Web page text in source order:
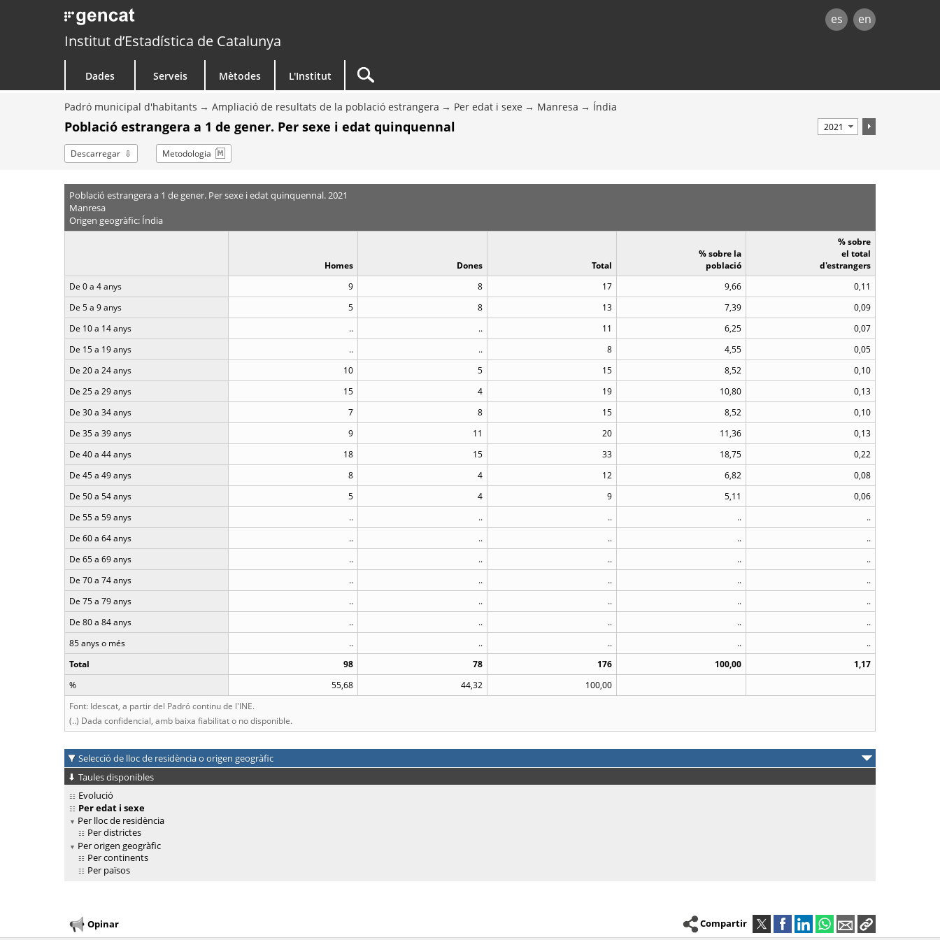
es en
Institut d’Estadística de Catalunya
Dades Serveis Mètodes L'Institut
Padró municipal d'habitants Ampliació de resultats de la població estrangera Per edat i sexe Manresa Índia
Població estrangera a 1 de gener. Per sexe i edat quinquennal
Descarregar Metodologia
Població estrangera a 1 de gener. Per sexe i edat quinquennal. 2021
Manresa
Origen geogràfic: Índia
Homes Dones Total
% sobre la
població
% sobre
el total
d'estrangers
De 0 a 4 anys
9 8 17 9,66
0,11
De 5 a 9 anys
5 8 13 7,39
0,09
De 10 a 14 anys
.. .. 11 6,25
0,07
De 15 a 19 anys
.. .. 8 4,55
0,05
De 20 a 24 anys
10 5 15 8,52
0,10
De 25 a 29 anys
15 4 19 10,80
0,13
De 30 a 34 anys
7 8 15 8,52
0,10
De 35 a 39 anys
9 11 20 11,36
0,13
De 40 a 44 anys
18 15 33 18,75
0,22
De 45 a 49 anys
8 4 12 6,82
0,08
De 50 a 54 anys
5 4 9 5,11
0,06
De 55 a 59 anys
.. .. .. ..
..
De 60 a 64 anys
.. .. .. ..
..
De 65 a 69 anys
.. .. .. ..
..
De 70 a 74 anys
.. .. .. ..
..
De 75 a 79 anys
.. .. .. ..
..
De 80 a 84 anys
.. .. .. ..
..
85 anys o més
.. .. .. ..
..
Total
98 78 176 100,00
1,17
%
55,68 44,32
100,00
Font: Idescat, a partir del Padró continu de l'INE.
(..) Dada confidencial, amb baixa fiabilitat o no disponible.
Selecció de lloc de residència o origen geogràfic
Taules disponibles
Evolució
Per edat i sexe
Per lloc de residència
Per districtes
Per origen geogràfic
Per continents
Per països
Opinar Compartir